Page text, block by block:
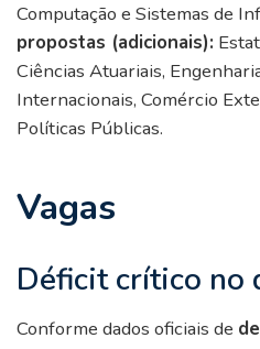
Computação e Sistemas de
propostas (adicionais):
Ciências Atuariais,
Internacionais, Comércio
Políticas Públicas.
Vagas
Déficit crítico no
Conforme dados oficiais de